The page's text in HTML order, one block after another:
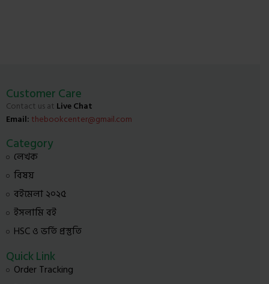
Customer Care
Contact us at Live Chat
Email: thebookcenter@gmail.com
Category
লেখক
বিষয়
বইমেলা ২০২৫
ইসলামি বই
HSC ও ভর্তি প্রস্তুতি
Quick Link
Order Tracking